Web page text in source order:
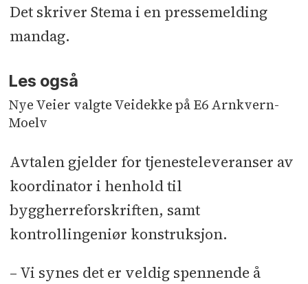
Det skriver Stema i en pressemelding
mandag.
Les også
Nye Veier valgte Veidekke på E6 Arnkvern-
Moelv
Avtalen gjelder for tjenesteleveranser av
koordinator i henhold til
byggherreforskriften, samt
kontrollingeniør konstruksjon.
– Vi synes det er veldig spennende å